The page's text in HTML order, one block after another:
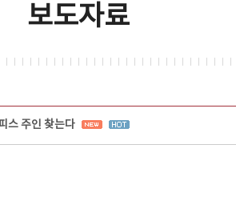
보도자료
스 주인 찾는다